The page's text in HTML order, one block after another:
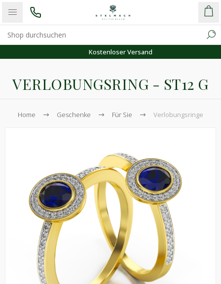
Kostenloser Versand
VERLOBUNGSRING - ST12 G
Home Geschenke Für Sie Verlobungsringe